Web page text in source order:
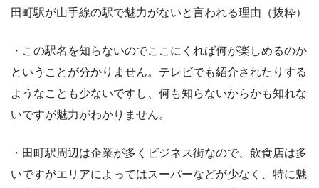
田町駅が山手線の駅で魅力がないと言われる理由（抜粋）
・この駅名を知らないのでここにくれば何が楽しめるのか
ということが分かりません。テレビでも紹介されたりする
ようなことも少ないですし、何も知らないからかも知れな
いですが魅力がわかりません。
・田町駅周辺は企業が多くビジネス街なので、飲食店は多
いですがエリアによってはスーパーなどが少なく、特に魅